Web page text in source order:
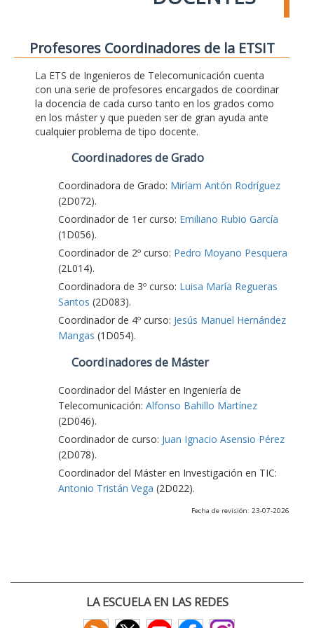
Profesores Coordinadores de la ETSIT
La ETS de Ingenieros de Telecomunicación cuenta
con una serie de profesores encargados de coordinar
la docencia de cada curso tanto en los grados como
en los máster y que pueden ser de gran ayuda ante
cualquier problema de tipo docente.
Coordinadores de Grado
Coordinadora de Grado: Miríam Antón Rodríguez
(2D072).
Coordinador de 1er curso: Emiliano Rubio García
(1D056).
Coordinador de 2º curso: Pedro Moyano Pesquera
(2L014).
Coordinadora de 3º curso: Luisa María Regueras
Santos (2D083).
Coordinador de 4º curso: Jesús Manuel Hernández
Mangas (1D054).
Coordinadores de Máster
Coordinador del Máster en Ingeniería de
Telecomunicación: Alfonso Bahillo Martínez
(2D046).
Coordinador de curso: Juan Ignacio Asensio Pérez
(2D078).
Coordinador del Máster en Investigación en TIC:
Antonio Tristán Vega (2D022).
Fecha de revisión: 23-07-2026
LA ESCUELA EN LAS REDES